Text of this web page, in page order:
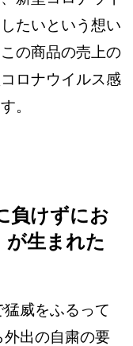
たいという想い
の商品の売上の
ロナウイルス感
。
負けずにお
が生まれた
威をふるって
出の自粛の要